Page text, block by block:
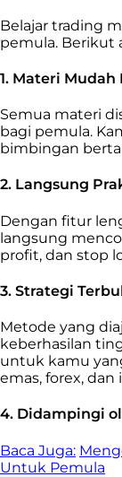
Belajar trading
pemula. Berikut
1. Materi Mudah
Semua materi
bagi pemula.
bimbingan
2. Langsung
Dengan fitur
langsung
profit, dan stop
3. Strategi
Metode yang
keberhasilan
untuk kamu
emas, forex, dan
4. Didampingi
Baca Juga:
Untuk Pemula